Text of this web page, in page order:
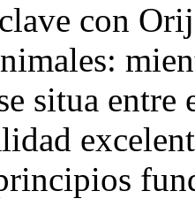
con
situa